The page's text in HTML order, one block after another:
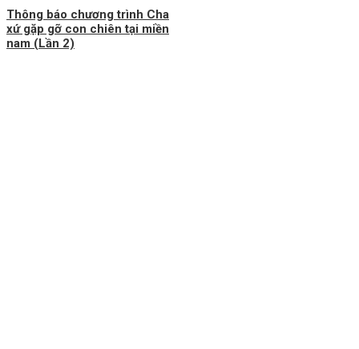
Thông báo chương trình Cha
xứ gặp gỡ con chiên tại miền
nam (Lần 2)